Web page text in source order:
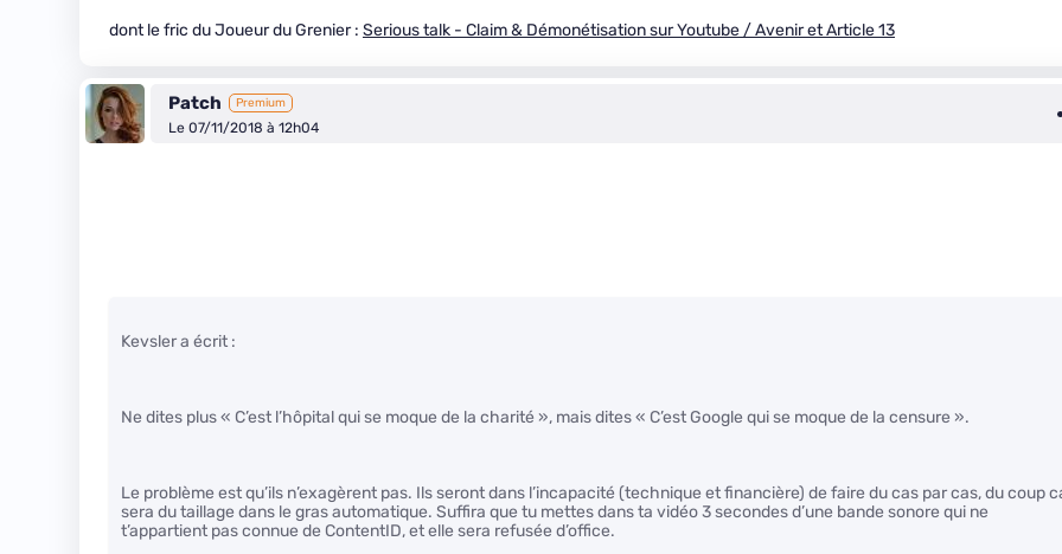
dont le fric du Joueur du Grenier : Serious talk - Claim & Démonétisation sur Youtube / Avenir et Article 13
Patch Premium
Le 07/11/2018 à 12h04
Kevsler a écrit :
Ne dites plus « C’est l’hôpital qui se moque de la charité », mais dites « C’est Google qui se moque de la censure ».
Le problème est qu’ils n’exagèrent pas. Ils seront dans l’incapacité (technique et financière) de faire du cas par cas, du coup
sera du taillage dans le gras automatique. Suffira que tu mettes dans ta vidéo 3 secondes d’une bande sonore qui ne
t’appartient pas connue de ContentID, et elle sera refusée d’office.